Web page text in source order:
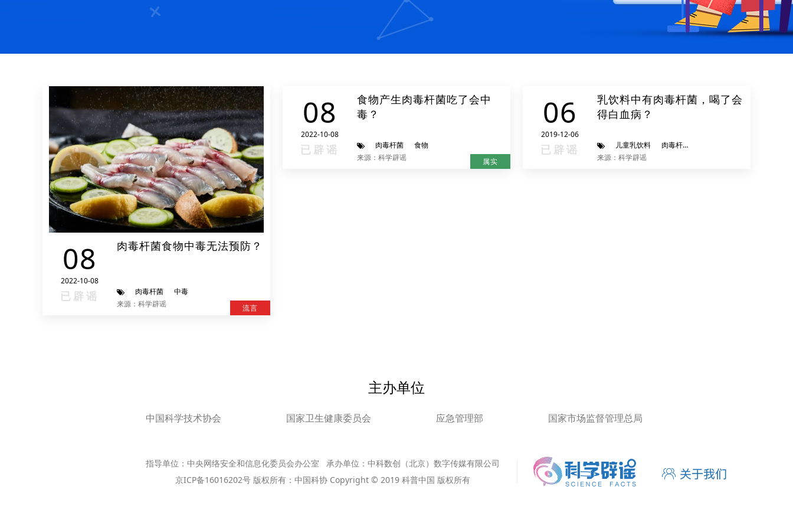
08
2022-10-08
已辟谣
肉毒杆菌食物中毒无法预防？
肉毒杆菌
中毒
来源：科学辟谣
流言
08
2022-10-08
已辟谣
食物产生肉毒杆菌吃了会中
毒？
肉毒杆菌
食物
来源：科学辟谣
属实
06
2019-12-06
已辟谣
乳饮料中有肉毒杆菌，喝了会
得白血病？
儿童乳饮料 肉毒杆菌
来源：科学辟谣
主办单位
中国科学技术协会 国家卫生健康委员会 应急管理部 国家市场监督管理总局
指导单位：中央网络安全和信息化委员会办公室 承办单位：中科数创（北京）数字传媒有限公司
京ICP备16016202号 版权所有：中国科协 Copyright © 2019 科普中国 版权所有